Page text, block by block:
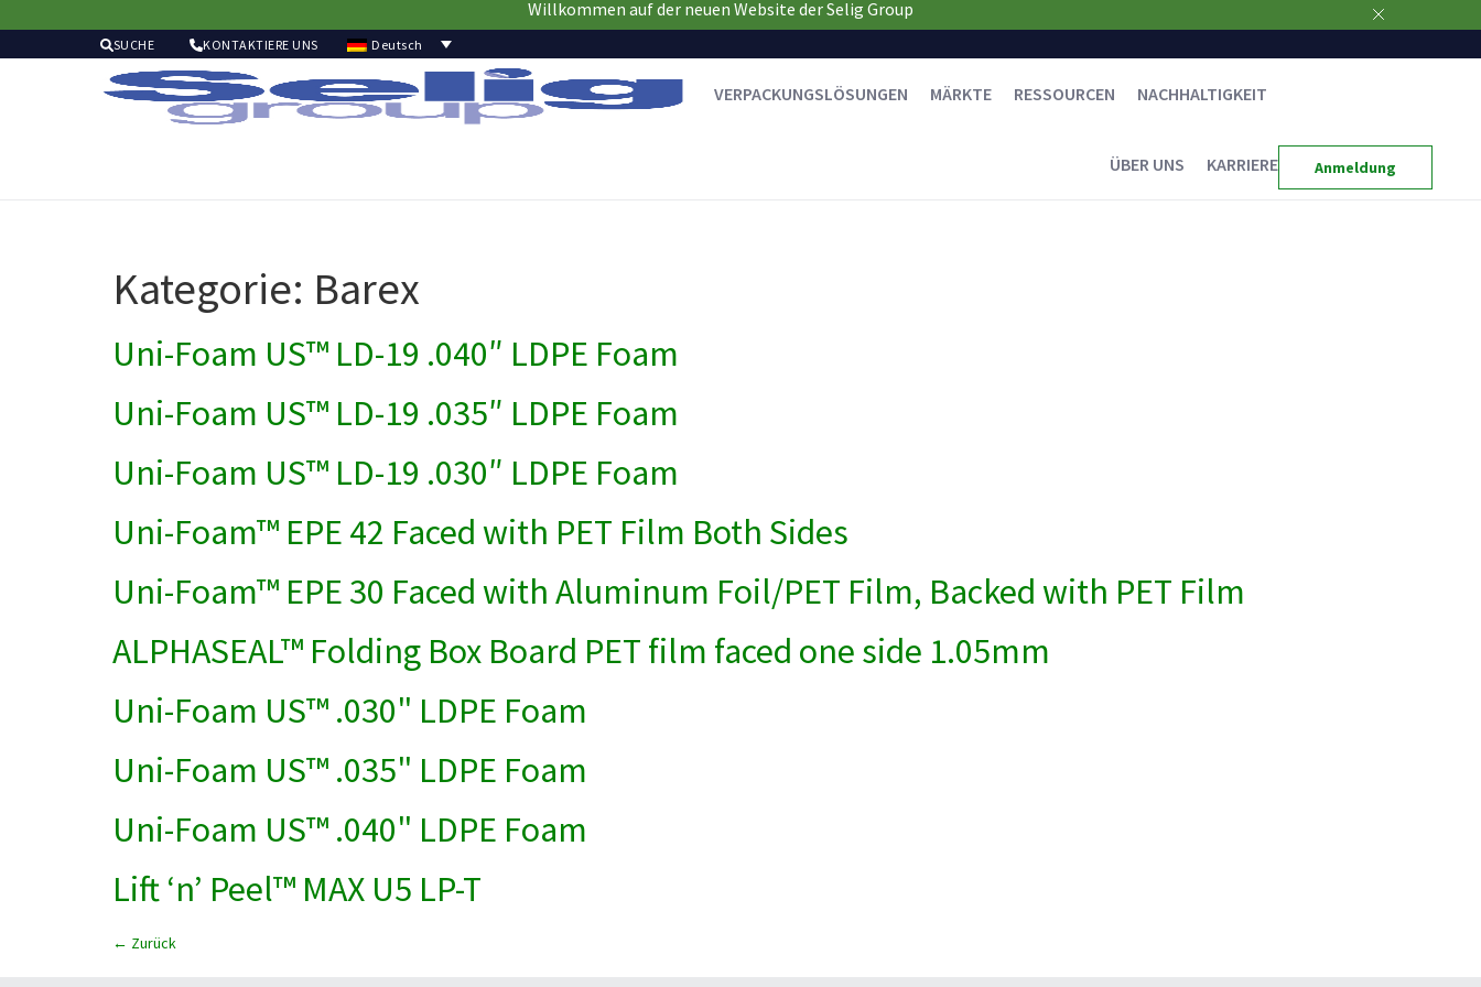
Willkommen auf der neuen Website der Selig Group
SUCHE KONTAKTIERE UNS Deutsch
VERPACKUNGSLÖSUNGEN MÄRKTE RESSOURCEN NACHHALTIGKEIT
ÜBER UNS KARRIERE Anmeldung
Kategorie: Barex
Uni-Foam US™ LD-19 .040″ LDPE Foam
Uni-Foam US™ LD-19 .035″ LDPE Foam
Uni-Foam US™ LD-19 .030″ LDPE Foam
Uni-Foam™ EPE 42 Faced with PET Film Both Sides
Uni-Foam™ EPE 30 Faced with Aluminum Foil/PET Film, Backed with PET Film
ALPHASEAL™ Folding Box Board PET film faced one side 1.05mm
Uni-Foam US™ .030" LDPE Foam
Uni-Foam US™ .035" LDPE Foam
Uni-Foam US™ .040" LDPE Foam
Lift ‘n’ Peel™ MAX U5 LP-T
← Zurück